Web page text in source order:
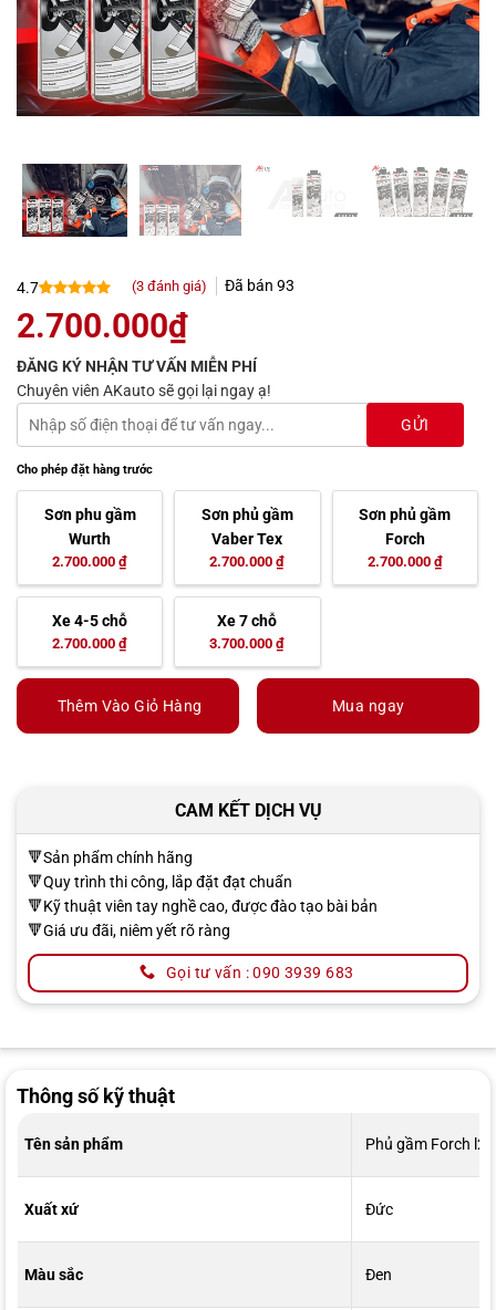
4.7
4.7trên 5
dựa trên
3
(3đánh giá) Đã bán 93
2.700.000₫
ĐĂNG KÝ NHẬN TƯ VẤN MIỄN PHÍ
Chuyên viên AKauto sẽ gọi lại ngay ạ!
Cho phép đặt hàng trước
Sơn phu gầm
Wurth
2.700.000 ₫
Sơn phủ gầm
Vaber Tex
2.700.000 ₫
Sơn phủ gầm
Forch
2.700.000 ₫
Xe 4-5 chỗ
2.700.000 ₫
Xe 7 chỗ
3.700.000 ₫
Thêm Vào Giỏ Hàng Mua ngay
CAM KẾT DỊCH VỤ
🔻Sản phẩm chính hãng
🔻Quy trình thi công, lắp đặt đạt chuẩn
🔻Kỹ thuật viên tay nghề cao, được đào tạo bài bản
🔻Giá ưu đãi, niêm yết rõ ràng
Gọi tư vấn : 090 3939 683
Thông số kỹ thuật
Tên sản phẩm Phủ gầm Forch
Xuất xứ Đức
Màu sắc Đen